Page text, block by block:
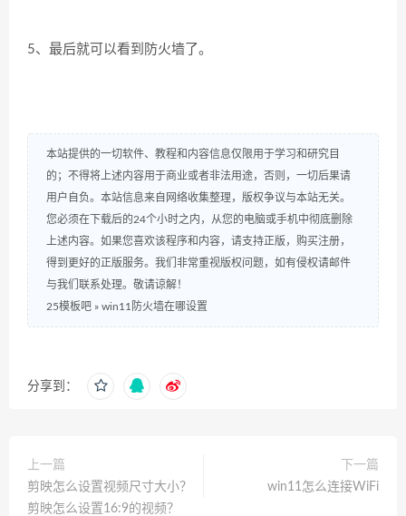
5、最后就可以看到 防火墙 了。
本站提供的一切软件、教程和内容信息仅限用于学习和研究目
的；不得将上述内容用于商业或者非法用途，否则，一切后果请
用户自负。本站信息来自网络收集整理，版权争议与本站无关。
您必须在下载后的24个小时之内，从您的电脑或手机中彻底删除
上述内容。如果您喜欢该程序和内容，请支持正版，购买注册，
得到更好的正版服务。我们非常重视版权问题，如有侵权请邮件
与我们联系处理。敬请谅解！
25模板吧 » win11防火墙在哪设置
分享到：
上一篇
剪映怎么设置视频尺寸大小？
剪映怎么设置16:9的视频？
下一篇
win11怎么连接WiFi